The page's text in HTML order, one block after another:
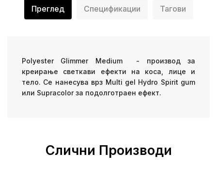
Преглед Спецификации Тагови
Polyester Glimmer Medium - производ за
креирање светкави ефекти на коса, лице и
тело. Се нанесува врз Multi gel Hydro Spirit gum
или Supracolor за подолготраен ефект.
Слични Производи